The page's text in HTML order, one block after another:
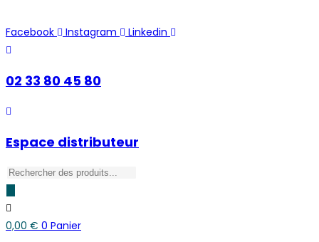
to
content
Facebook Instagram Linkedin
02 33 80 45 80
Espace distributeur
Recherche
produits
0,00 € 0 Panier